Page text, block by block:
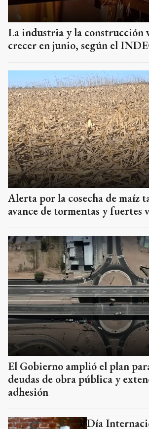
La industria y la construcción
crecer en junio, según el
Alerta por la cosecha de maíz
avance de tormentas y fuertes
El Gobierno amplió el plan
deudas de obra pública y
adhesión
Día